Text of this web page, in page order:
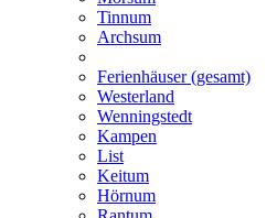
Tinnum
Archsum
Ferienhäuser (gesamt)
Westerland
Wenningstedt
Kampen
List
Keitum
Hörnum